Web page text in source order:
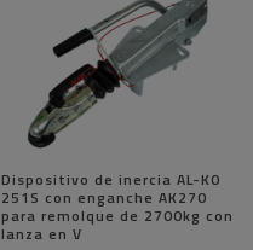
Dispositivo de inercia AL-KO
251S con enganche AK270
para remolque de 2700kg con
lanza en V